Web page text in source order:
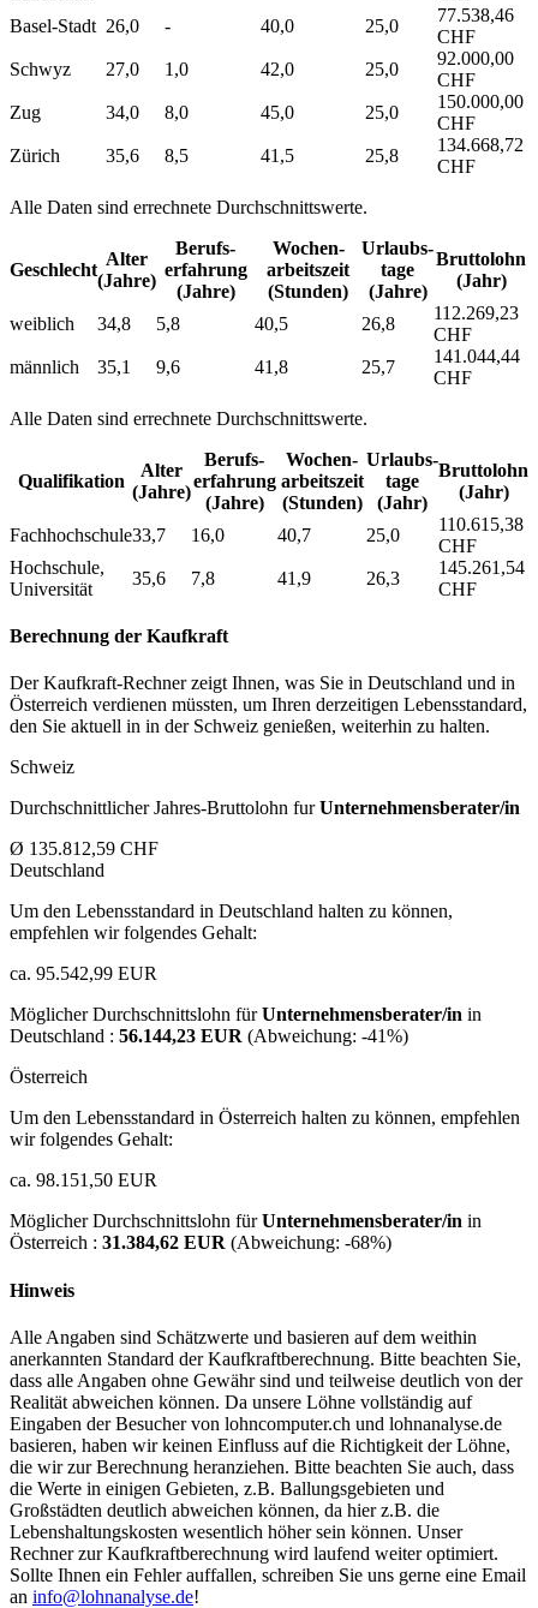
Basel-Stadt 26,0 - 40,0 25,0
77.538,46
CHF
Schwyz
27,0 1,0 42,0 25,0
92.000,00
CHF
Zug
34,0 8,0 45,0 25,0
150.000,00
CHF
Zürich
35,6 8,5 41,5 25,8
134.668,72
CHF
Alle Daten sind errechnete Durchschnittswerte.
Geschlecht
Alter
(Jahre)
Berufs­
erfahrung
(Jahre)
Wochen­
arbeitszeit
(Stunden)
Urlaubs­
tage
(Jahre)
Bruttolohn
(Jahr)
weiblich 34,8 5,8 40,5 26,8
112.269,23
CHF
männlich
35,1 9,6 41,8 25,7
141.044,44
CHF
Alle Daten sind errechnete Durchschnittswerte.
Qualifikation
Alter
(Jahre)
Berufs­
erfahrung
(Jahre)
Wochen­
arbeitszeit
(Stunden)
Urlaubs­
tage
(Jahr)
Bruttolohn
(Jahr)
Fachhochschule33,7 16,0 40,7 25,0
110.615,38
CHF
Hochschule,
Universität
35,6 7,8 41,9 26,3
145.261,54
CHF
Berechnung der Kaufkraft
Der Kaufkraft-Rechner zeigt Ihnen, was Sie in Deutschland und in
Österreich verdienen müssten, um Ihren derzeitigen Lebensstandard,
den Sie aktuell in in der Schweiz genießen, weiterhin zu halten.
Schweiz
Durchschnittlicher Jahres-Bruttolohn furUnternehmensberater/in
Ø 135.812,59 CHF
Deutschland
Um den Lebensstandard in Deutschland halten zu können,
empfehlen wir folgendes Gehalt:
ca. 95.542,99 EUR
Möglicher Durchschnittslohn fürUnternehmensberater/in in
Deutschland : 56.144,23 EUR (Abweichung: -41%)
Österreich
Um den Lebensstandard in Österreich halten zu können, empfehlen
wir folgendes Gehalt:
ca. 98.151,50 EUR
Möglicher Durchschnittslohn fürUnternehmensberater/in in
Österreich : 31.384,62 EUR (Abweichung: -68%)
Hinweis
Alle Angaben sind Schätzwerte und basieren auf dem weithin
anerkannten Standard der Kaufkraftberechnung. Bitte beachten Sie,
dass alle Angaben ohne Gewähr sind und teilweise deutlich von der
Realität abweichen können. Da unsere Löhne vollständig auf
Eingaben der Besucher von lohncomputer.ch und lohnanalyse.de
basieren, haben wir keinen Einfluss auf die Richtigkeit der Löhne,
die wir zur Berechnung heranziehen. Bitte beachten Sie auch, dass
die Werte in einigen Gebieten, z.B. Ballungsgebieten und
Großstädten deutlich abweichen können, da hier z.B. die
Lebenshaltungskosten wesentlich höher sein können. Unser
Rechner zur Kaufkraftberechnung wird laufend weiter optimiert.
Sollte Ihnen ein Fehler auffallen, schreiben Sie uns gerne eine Email
an info@lohnanalyse.de!